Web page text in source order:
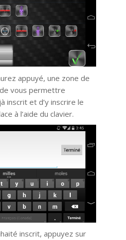
appuyé, une zone de
vous permettre
inscrit et d’y inscrire le
à l’aide du clavier.
inscrit, appuyez sur